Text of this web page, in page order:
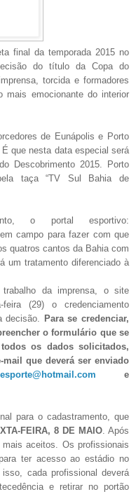
final da temporada 2015 no
do título da Copa do
torcida e formadores
mais emocionante do interior
de Eunápolis e Porto
que nesta data especial será
Descobrimento 2015. Porto
taça “TV Sul Bahia de
o portal esportivo:
campo para fazer com que
quatros cantos da Bahia com
um tratamento diferenciado à
da imprensa, o site
(29) o credenciamento
decisão. Para se credenciar,
o formulário que se
os dados solicitados,
que deverá ser enviado
e
para o cadastramento, que
FEIRA, 8 DE MAIO . Após
aceitos. Os profissionais
ter acesso ao estádio no
cada profissional deverá
e retirar no portão